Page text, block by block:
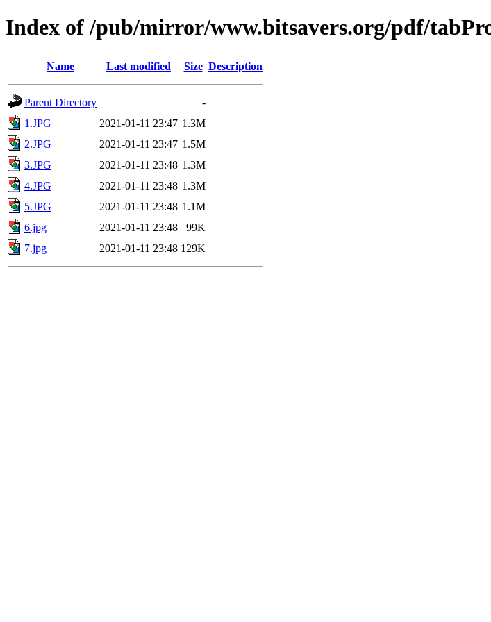
Index of /pub/mirror/www.bitsavers.org/pdf/
Name Last modified Size Description
Parent Directory
-
1.JPG
2021-01-11 23:47 1.3M
2.JPG
2021-01-11 23:47 1.5M
3.JPG
2021-01-11 23:48 1.3M
4.JPG
2021-01-11 23:48 1.3M
5.JPG
2021-01-11 23:48 1.1M
6.jpg
2021-01-11 23:48
99K
7.jpg
2021-01-11 23:48 129K